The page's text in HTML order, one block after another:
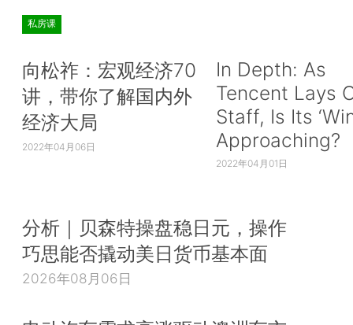
私房课
向松祚：宏观经济70
讲，带你了解国内外
经济大局
2022年04月06日
In Depth: As
Tencent Lays
Staff, Is Its
Approaching?
2022年04月01日
分析｜贝森特操盘稳日元，操作
巧思能否撬动美日货币基本面
2026年08月06日